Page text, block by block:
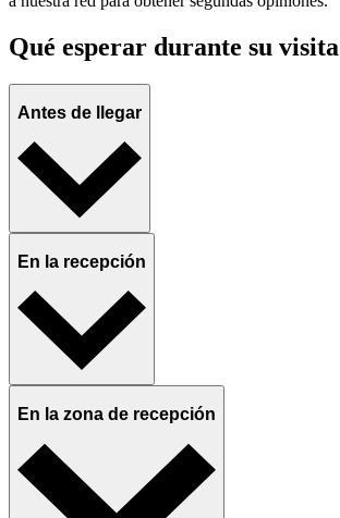
Qué esperar durante su visita
Antes de llegar
En la recepción
En la zona de recepción